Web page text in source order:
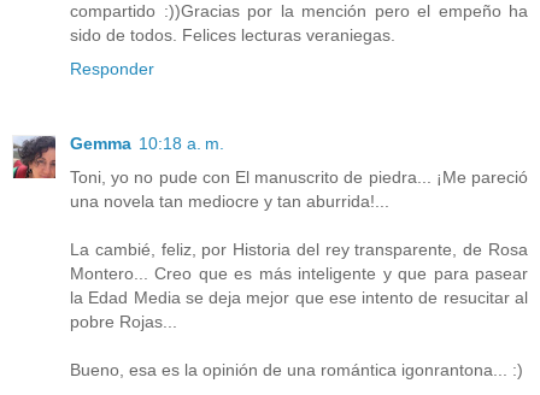
compartido :))Gracias por la mención pero el empeño ha
sido de todos. Felices lecturas veraniegas.
Responder
Gemma 10:18 a. m.
Toni, yo no pude con El manuscrito de piedra... ¡Me pareció
una novela tan mediocre y tan aburrida!...
La cambié, feliz, por Historia del rey transparente, de Rosa
Montero... Creo que es más inteligente y que para pasear
la Edad Media se deja mejor que ese intento de resucitar al
pobre Rojas...
Bueno, esa es la opinión de una romántica igonrantona... :)